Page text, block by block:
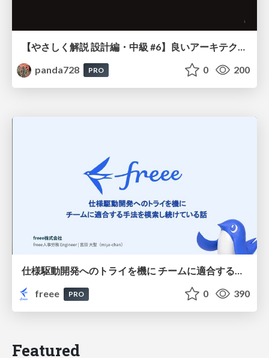
panda728
PRO 0 200
仕様駆動開発へのトライを機に チームに適合する手法を模索し続けている話
freee
PRO 0 390
Featured